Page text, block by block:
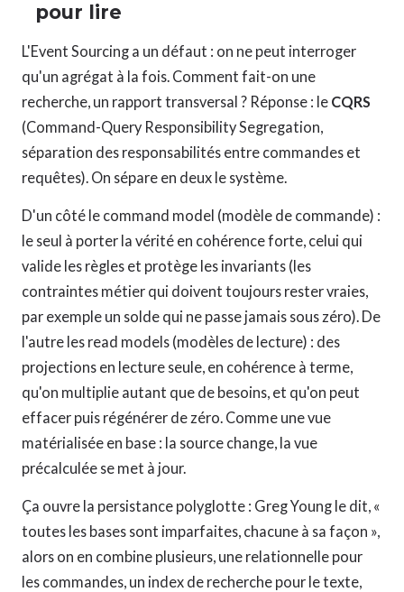
pour lire
L'Event Sourcing a un défaut : on ne peut interroger
qu'un agrégat à la fois. Comment fait-on une
recherche, un rapport transversal ? Réponse : le CQRS
(Command-Query Responsibility Segregation,
séparation des responsabilités entre commandes et
requêtes). On sépare en deux le système.
D'un côté le command model (modèle de commande) :
le seul à porter la vérité en cohérence forte, celui qui
valide les règles et protège les invariants (les
contraintes métier qui doivent toujours rester vraies,
par exemple un solde qui ne passe jamais sous zéro). De
l'autre les read models (modèles de lecture) : des
projections en lecture seule, en cohérence à terme,
qu'on multiplie autant que de besoins, et qu'on peut
effacer puis régénérer de zéro. Comme une vue
matérialisée en base : la source change, la vue
précalculée se met à jour.
Ça ouvre la persistance polyglotte : Greg Young le dit, «
toutes les bases sont imparfaites, chacune à sa façon »,
alors on en combine plusieurs, une relationnelle pour
les commandes, un index de recherche pour le texte,